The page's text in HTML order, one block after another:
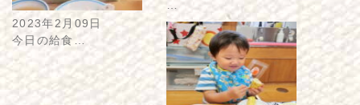
2023年2月09日
今日の給食…